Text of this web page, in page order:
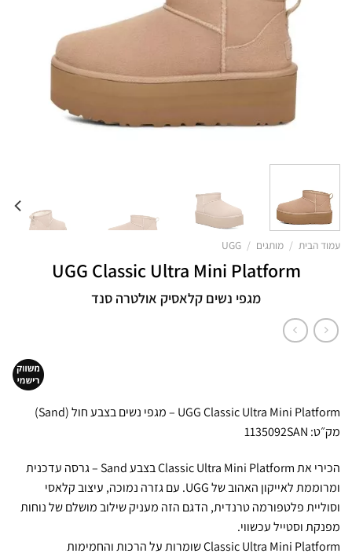
עמוד הבית / מותגים /
UGG
UGG Classic Ultra Mini Platform
מגפי נשים קלאסיק אולטרה סנד
UGG Classic Ultra Mini Platform – מגפי נשים בצבע חול (Sand)
מק״ט: 1135092SAN
הכירי את Classic Ultra Mini Platform בצבע Sand – גרסה עדכנית
ומרוממת לאייקון האהוב של UGG. עם גזרה נמוכה, עיצוב קלאסי
וסוליית פלטפורמה טרנדית, הדגם הזה מעניק שילוב מושלם של נוחות
מפנקת וסטייל עכשווי.
Classic Ultra Mini Platform שומרות על הרכות והחמימות